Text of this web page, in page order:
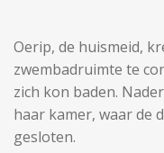
Oerip, de huismeid,
zwembadruimte te
zich kon baden.
haar kamer, waar de
gesloten.